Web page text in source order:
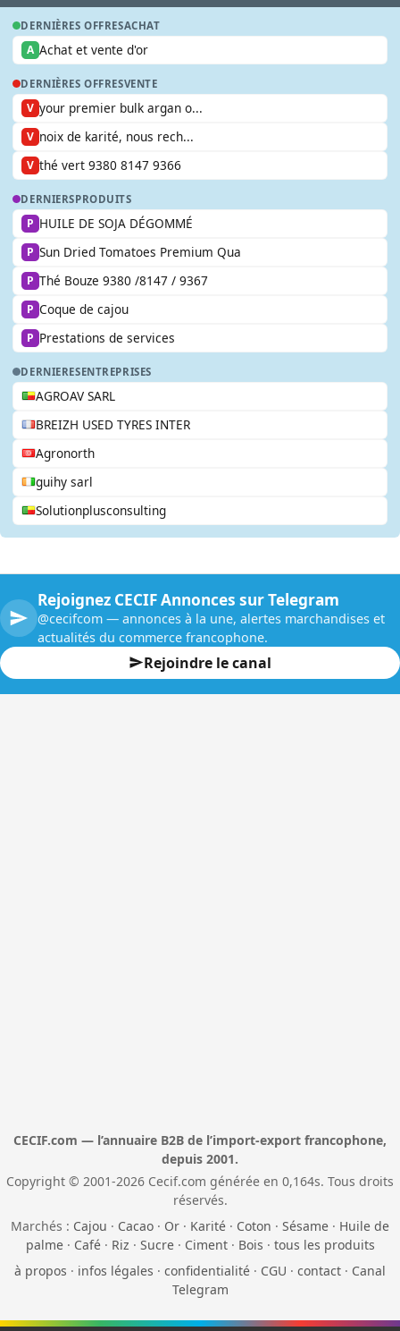
DERNIÈRES OFFRESACHAT
A Achat et vente d'or
DERNIÈRES OFFRESVENTE
V your premier bulk argan o...
V noix de karité, nous rech...
V thé vert 9380 8147 9366
DERNIERSPRODUITS
P HUILE DE SOJA DÉGOMMÉ
P Sun Dried Tomatoes Premium Qua
P Thé Bouze 9380 /8147 / 9367
P Coque de cajou
P Prestations de services
DERNIERESENTREPRISES
AGROAV SARL
BREIZH USED TYRES INTER
Agronorth
guihy sarl
Solutionplusconsulting
Rejoignez CECIF Annonces sur Telegram
@cecifcom — annonces à la une, alertes marchandises et
actualités du commerce francophone.
Rejoindre le canal
CECIF.com — l’annuaire B2B de l’import-export francophone,
depuis 2001.
Copyright © 2001-2026 Cecif.com générée en 0,164s. Tous droits
réservés.
Marchés : Cajou · Cacao · Or · Karité · Coton · Sésame · Huile de
palme· Café· Riz · Sucre· Ciment· Bois · tous les produits
à propos · infos légales · confidentialité · CGU · contact · Canal
Telegram